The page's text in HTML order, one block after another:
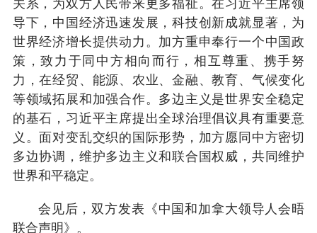
关系，为双方人民带来更多福祉。在习近平主席领
导下，中国经济迅速发展，科技创新成就显著，为
世界经济增长提供动力。加方重申奉行一个中国政
策，致力于同中方相向而行，相互尊重、携手努
力，在经贸、能源、农业、金融、教育、气候变化
等领域拓展和加强合作。多边主义是世界安全稳定
的基石，习近平主席提出全球治理倡议具有重要意
义。面对变乱交织的国际形势，加方愿同中方密切
多边协调，维护多边主义和联合国权威，共同维护
世界和平稳定。
会见后，双方发表《中国和加拿大领导人会晤
联合声明》。